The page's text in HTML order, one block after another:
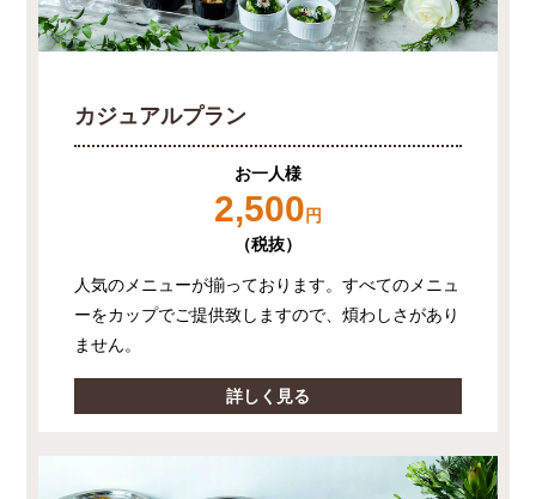
カジュアルプラン
お一人様
2,500 円
（税抜）
人気のメニューが揃っております。すべてのメニュ
ーをカップでご提供致しますので、煩わしさがあり
ません。
詳しく見る